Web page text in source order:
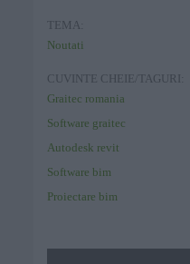
TEMA:
Noutati
CUVINTE CHEIE/TAGURI:
Graitec romania
Software graitec
Autodesk revit
Software bim
Proiectare bim